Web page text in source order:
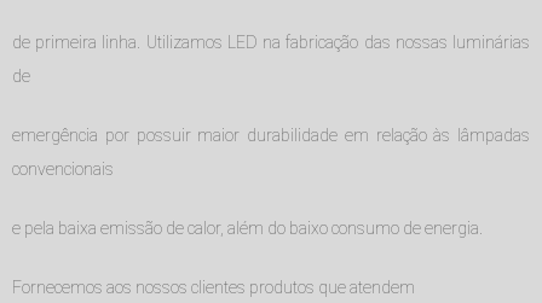
de primeira linha. Utilizamos LED na fabricação das nossas luminárias
de
emergência por possuir maior durabilidade em relação às lâmpadas
convencionais
e pela baixa emissão de calor, além do baixo consumo de energia.
Fornecemos aos nossos clientes produtos que atendem